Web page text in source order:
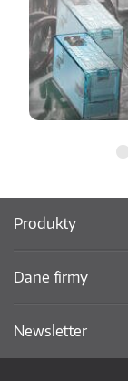
Produkty
Dane firmy
Newsletter